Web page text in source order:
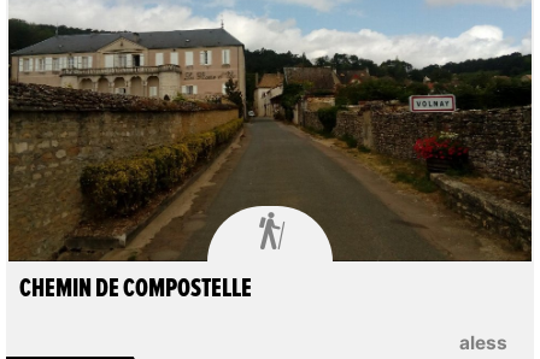

aless
CHEMIN DE COMPOSTELLE